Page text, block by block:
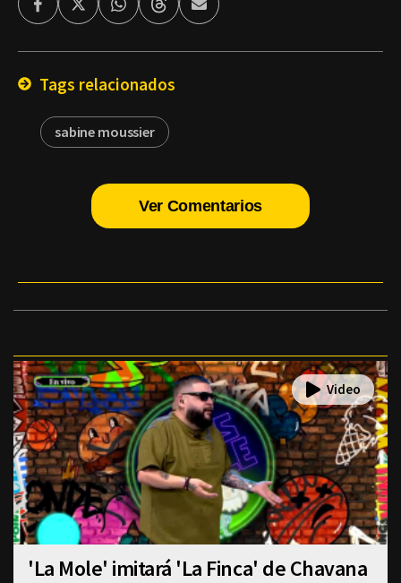
FacebookTwitterWhatsappThreadsEnviar
por
Tags relacionados
sabine moussier
Ver Comentarios
'La Mole' imitará 'La Finca' de Chavana